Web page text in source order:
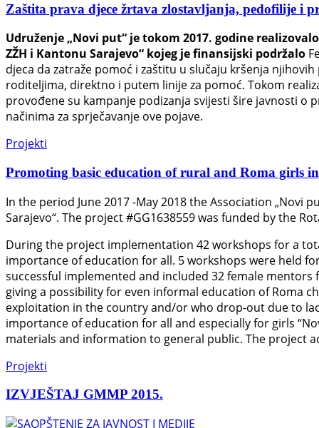
Zaštita prava djece žrtava zlostavljanja, pedofilije i
Udruženje „Novi put“ je tokom 2017. godine
ZŽH i Kantonu Sarajevo“ kojeg je finansijski podržalo
djeca da zatraže pomoć i zaštitu u slučaju kršenja
roditeljima, direktno i putem linije za pomoć. Tokom
provođene su kampanje podizanja svijesti šire javnosti o
načinima za sprječavanje ove pojave.
Projekti
Promoting basic education of rural and Roma girls
In the period June 2017 -May 2018 the Association
Sarajevo“. The project #GG1638559 was funded by the
During the project implementation 42 workshops for a
importance of education for all. 5 workshops were held
successful implemented and included 32 female
giving a possibility for even informal education of Roma
exploitation in the country and/or who drop-out due to
importance of education for all and especially for girls
materials and information to general public. The project
Projekti
IZVJEŠTAJ GMMP 2015.